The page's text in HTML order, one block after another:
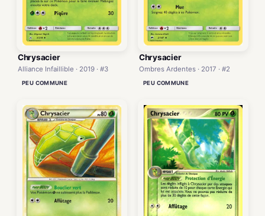
Chrysacier
Alliance Infaillible · 2019 · #3
PEU COMMUNE
Chrysacier
Ombres Ardentes · 2017 · #2
PEU COMMUNE